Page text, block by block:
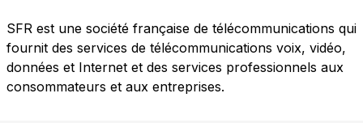
SFR est une société française de télécommunications qui
fournit des services de télécommunications voix, vidéo,
données et Internet et des services professionnels aux
consommateurs et aux entreprises.